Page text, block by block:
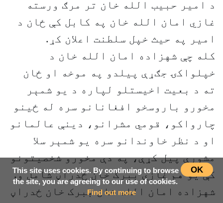
د امیر حبیب الله خان تر مرګ ورسته
غازي امان الله خان په کابل کې ځان د
امیر په حیث خپل سلطنت اعلان کړ.
کله چې شهزاده امان الله خان د
خپلواکۍ جګړې پیلدو په موخه او ځان
ته د بعیت اخیستلو لپاره د یو شمېر
مخورو باروسخو افغانانو سره له ځینو
چارواکو، قومي مشرانو، دینې عالمانو
او د نظر خاوندانو سره یو شمېر سلا
مشورې پیل کړې، په دې مخورو شخصیتونو
کې یو هم غازي ببرک خان ځدراڼ شامل و.
شهزاده امان الله خان ببرک خان ځدراڼ
OK
This site uses cookies. By continuing to browse
the site, you are agreeing to our use of cookies.
Find out more